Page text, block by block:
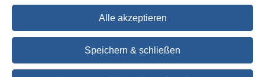
Alle akzeptieren
Speichern & schließen